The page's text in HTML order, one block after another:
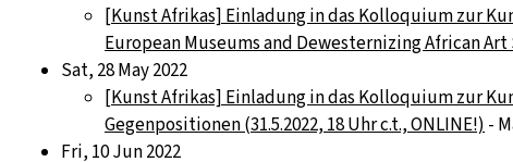
[Kunst Afrikas] Einladung in das Kolloquium zur
European Museums and Dewesternizing African Art
Sat, 28 May 2022
[Kunst Afrikas] Einladung in das Kolloquium zur
Gegenpositionen (31.5.2022, 18 Uhr c.t., ONLINE!) -
Fri, 10 Jun 2022